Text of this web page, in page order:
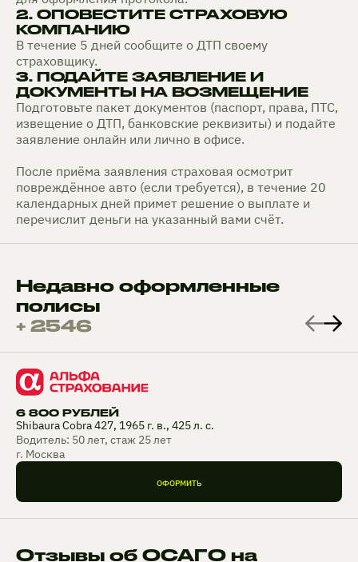
2. ОПОВЕСТИТЕ СТРАХОВУЮ
КОМПАНИЮ
В течение 5 дней сообщите о ДТП своему
страховщику.
3. ПОДАЙТЕ ЗАЯВЛЕНИЕ И
ДОКУМЕНТЫ НА ВОЗМЕЩЕНИЕ
Подготовьте пакет документов (паспорт, права, ПТС,
извещение о ДТП, банковские реквизиты) и подайте
заявление онлайн или лично в офисе.
После приёма заявления страховая осмотрит
повреждённое авто (если требуется), в течение 20
календарных дней примет решение о выплате и
перечислит деньги на указанный вами счёт.
Недавно оформленные
полисы
+ 2546
6 800 РУБЛЕЙ
Shibaura Cobra 427, 1965 г. в., 425 л. с.
Водитель: 50 лет, стаж 25 лет
г. Москва
ОФОРМИТЬ
Отзывы об ОСАГО на